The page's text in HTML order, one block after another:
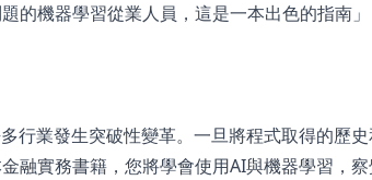
的機器學習從業人員，這是一本出色的指南」
行業發生突破性變革。一旦將程式取得的歷
融實務書籍，您將學會使用AI與機器學習，